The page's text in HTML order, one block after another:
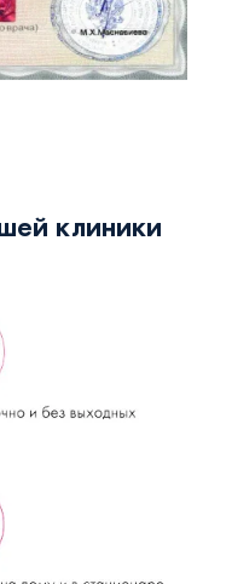
клиники